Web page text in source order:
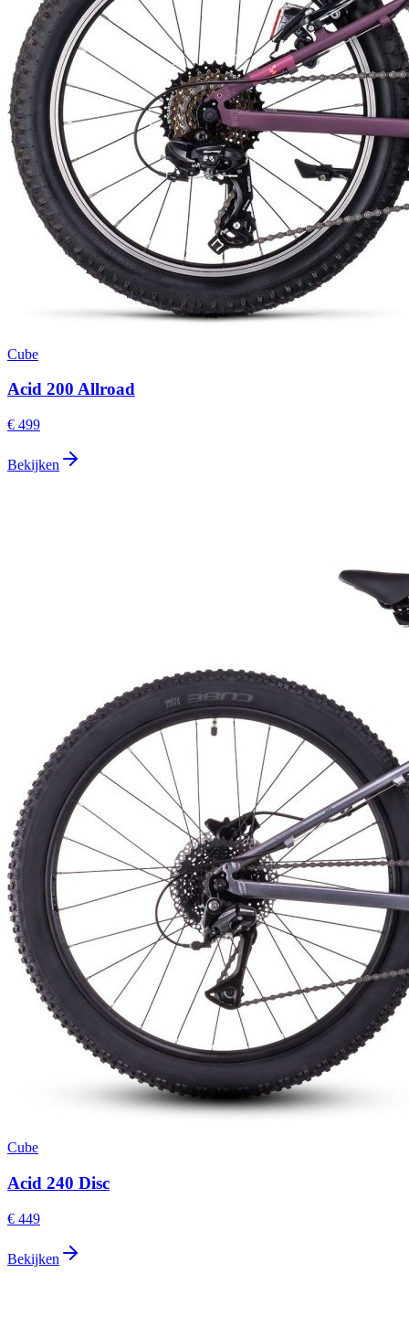
Cube
Acid 200 Allroad
€ 499
Bekijken
Cube
Acid 240 Disc
€ 449
Bekijken